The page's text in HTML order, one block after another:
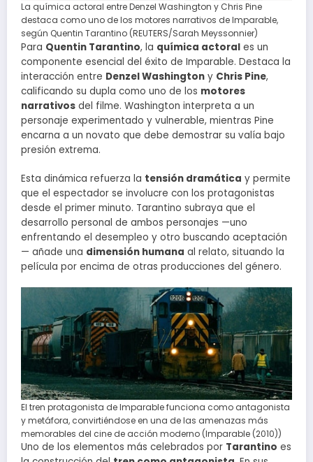
La química actoral entre Denzel Washington y Chris Pine
destaca como uno de los motores narrativos de Imparable,
según Quentin Tarantino (REUTERS/Sarah Meyssonnier)
Para Quentin Tarantino, la química actoral es un
componente esencial del éxito de Imparable. Destaca la
interacción entre Denzel Washington y Chris Pine,
calificando su dupla como uno de los motores
narrativos del filme. Washington interpreta a un
personaje experimentado y vulnerable, mientras Pine
encarna a un novato que debe demostrar su valía bajo
presión extrema.
Esta dinámica refuerza la tensión dramática y permite
que el espectador se involucre con los protagonistas
desde el primer minuto. Tarantino subraya que el
desarrollo personal de ambos personajes —uno
enfrentando el desempleo y otro buscando aceptación
— añade una dimensión humana al relato, situando la
película por encima de otras producciones del género.
El tren protagonista de Imparable funciona como antagonista
y metáfora, convirtiéndose en una de las amenazas más
memorables del cine de acción moderno (Imparable (2010))
Uno de los elementos más celebrados por Tarantino es